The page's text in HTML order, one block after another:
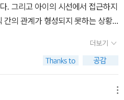
각하며 살기 때문이다. 이렇듯 불가
아야 할 것인지에 대한 고민은 작
담에서 우주에 구멍이 몇 개나 있는지,
선생님은 질문과 동
. 나는 그게 조금 슬프다. “……우주
티끌 정도도 못 된다잖아요. 근데
생각이 든다. 책의 결말은 어떤 문
가는 것으로 끝나버려 우리에게
다는 것이다. 역겨운 경험은 되새
하는 것이 아니라 그 경험이 낳은
이다. 염세주의라는 부정적인 생각이
경이 문제다. 맨홀이 문제가 아니
. 맨홀 속만 볼 것이 아니라 맨홀을
필요가 있다.
날, 누나와의 말다툼 속에서 그는 아
. '그러다 어느 순간 깨달았다. 내
인 그 사람이 가스선 라이터를 갖다
박하는 그런 때가 아니라 결국 언젠
아들을 학대했던 아버지가 다 늙어
. 그리고 아이의 시선에서 접근하지
의 관계가 형성되지 못하는 상황
다. 그리고 시간이 지나 면회에서
음과 같이 말한다.'알았었는데, 잊
>에는 한 남자 아이가 나온다. 아버
하게 살아왔다. 악마라고 생각하고
더보기